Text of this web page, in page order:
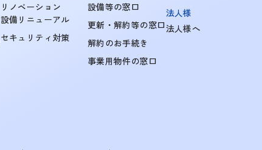
リノベーション
設備リニューアル
セキュリティ対策
設備等の窓口
更新・解約等の窓口
解約のお手続き
事業用物件の窓口
法人様
法人様へ